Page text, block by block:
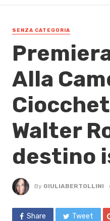
SENZA CATEGORIA
Alla
Walter
destino
By GIULIABERTOLLINI
Share Tweet